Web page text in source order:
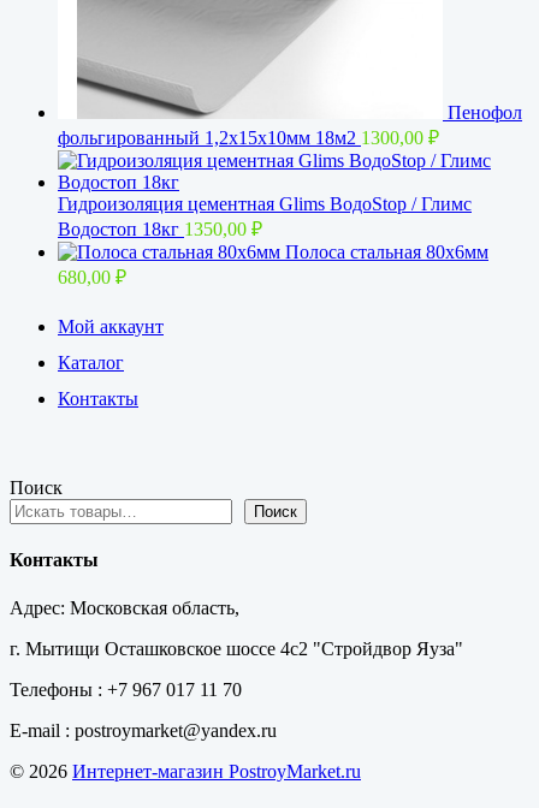
Пенофол
фольгированный 1,2x15х10мм 18м2 1300,00 ₽
Гидроизоляция цементная Glims BoдoStop / Глимс
Водостоп 18кг 1350,00 ₽
Полоса стальная 80х6мм
680,00 ₽
Мой аккаунт
Каталог
Контакты
Поиск
Поиск
Контакты
Адрес: Московская область,
г. Мытищи Осташковское шоссе 4с2 "Стройдвор Яуза"
Телефоны : +7 967 017 11 70
E-mail : postroymarket@yandex.ru
© 2026 Интернет-магазин PostroyMarket.ru